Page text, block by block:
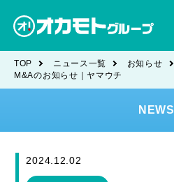
TOP ニュース一覧
お知らせ
M&Aのお知らせ｜ヤマウチ
NEWS
2024.12.02